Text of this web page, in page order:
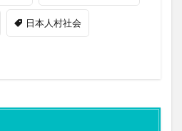
日本人村社会